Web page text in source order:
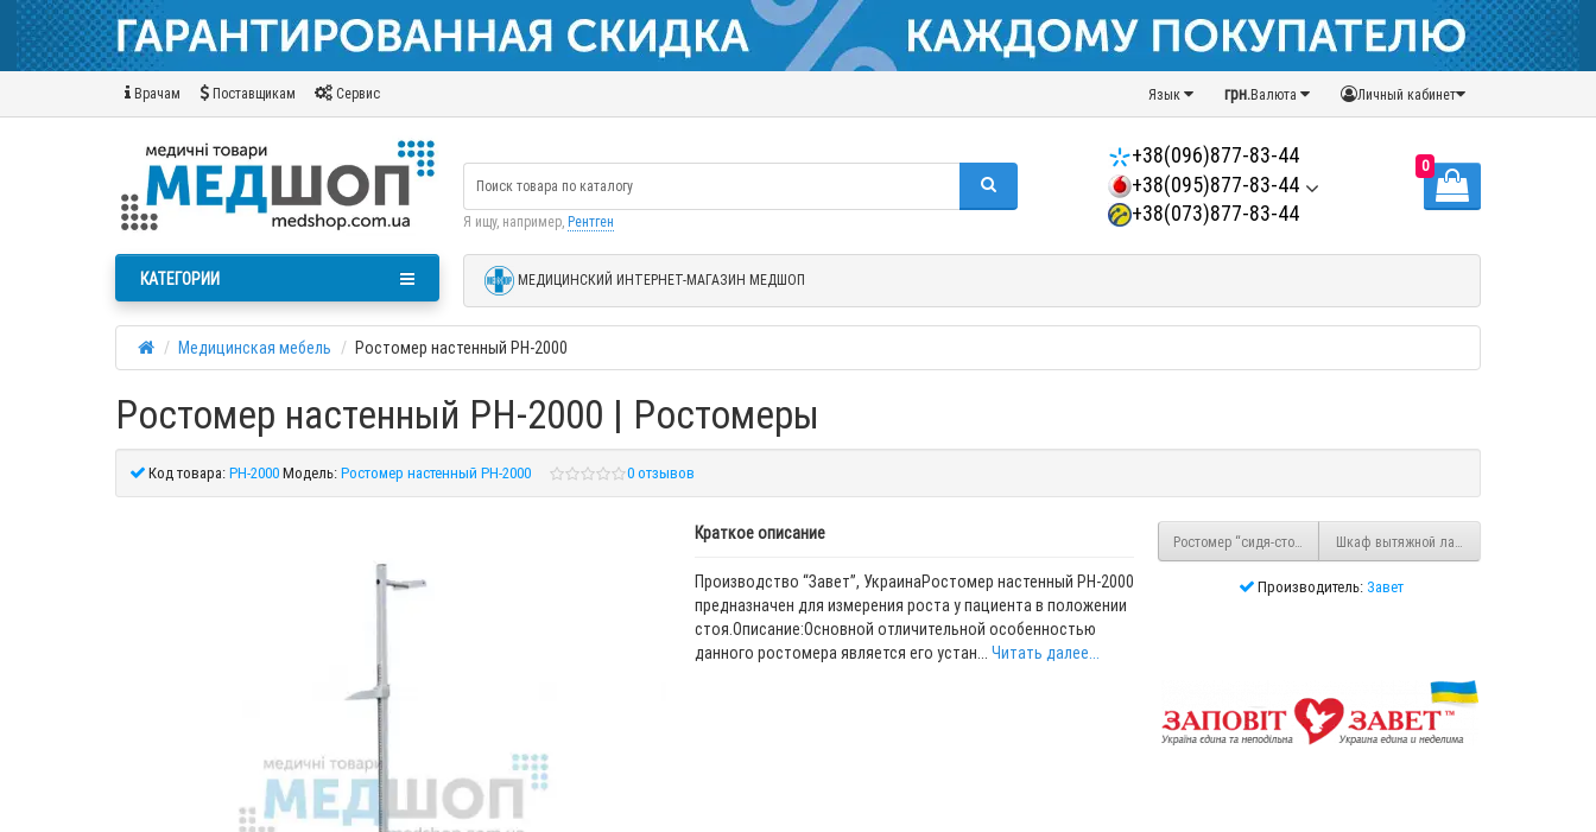
Врачам Поставщикам Сервис Личный кабинет
грн.Валюта
Язык
+38(096)877-83-44
+38(095)877-83-44
+38(073)877-83-44
0
Я ищу, например, Рентген
КАТЕГОРИИ МЕДИЦИНСКИЙ ИНТЕРНЕТ-МАГАЗИН МЕДШОП
Медицинская мебель Ростомер настенный РН-2000
Ростомер настенный РН-2000 | Ростомеры
Код товара:РН-2000Модель:Ростомер настенный РН-2000 0 отзывов
Краткое описание
Производство “Завет”, УкраинаРостомер настенный РН-2000
предназначен для измерения роста у пациента в положении
стоя.Описание:Основной отличительной особенностью
данного ростомера является его устан... Читать далее...
Ростомер “сидя-стоя” РС-2000Шкаф вытяжной лабораторный ШВ-1
Производитель: Завет